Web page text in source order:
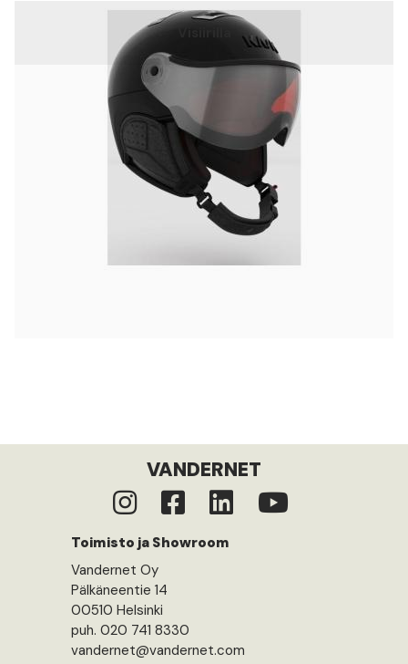
VANDERNET
Toimisto ja Showroom
Vandernet Oy
Pälkäneentie 14
00510 Helsinki
puh. 020 741 8330
vandernet@vandernet.com